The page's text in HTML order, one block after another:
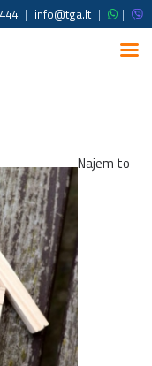
| info@tga.lt | |
Najem to